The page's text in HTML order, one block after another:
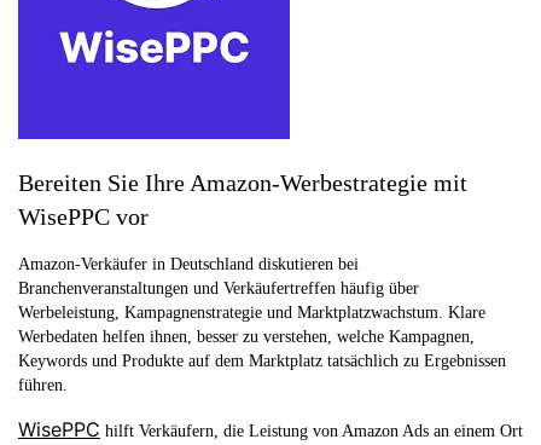
Bereiten Sie Ihre Amazon-Werbestrategie mit
WisePPC vor
Amazon-Verkäufer in Deutschland diskutieren bei
Branchenveranstaltungen und Verkäufertreffen häufig über
Werbeleistung, Kampagnenstrategie und Marktplatzwachstum. Klare
Werbedaten helfen ihnen, besser zu verstehen, welche Kampagnen,
Keywords und Produkte auf dem Marktplatz tatsächlich zu Ergebnissen
führen.
WisePPC hilft Verkäufern, die Leistung von Amazon Ads an einem Ort